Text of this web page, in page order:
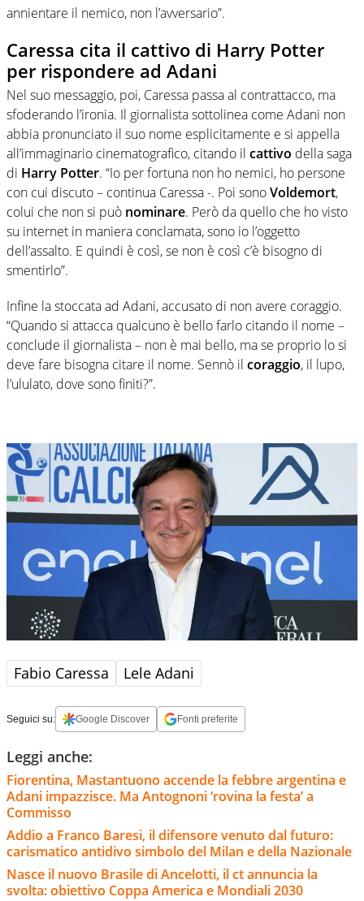
annientare il nemico, non l’avversario”.
Caressa cita il cattivo di Harry Potter
per rispondere ad Adani
Nel suo messaggio, poi, Caressa passa al contrattacco, ma
sfoderando l’ironia. Il giornalista sottolinea come Adani non
abbia pronunciato il suo nome esplicitamente e si appella
all’immaginario cinematografico, citando il cattivo della saga
di Harry Potter. “Io per fortuna non ho nemici, ho persone
con cui discuto – continua Caressa -. Poi sonoVoldemort,
colui che non si può nominare. Però da quello che ho visto
su internet in maniera conclamata, sono io l’oggetto
dell’assalto. E quindi è così, se non è così c’è bisogno di
smentirlo”.
Infine la stoccata ad Adani, accusato di non avere coraggio.
“Quando si attacca qualcuno è bello farlo citando il nome –
conclude il giornalista – non è mai bello, ma se proprio lo si
deve fare bisogna citare il nome. Sennò il coraggio, il lupo,
l’ululato, dove sono finiti?”.
Fabio Caressa Lele Adani
Seguici su: Google Discover Fonti preferite
Leggi anche:
Fiorentina, Mastantuono accende la febbre argentina e
Adani impazzisce. Ma Antognoni ‘rovina la festa’ a
Commisso
Addio a Franco Baresi, il difensore venuto dal futuro:
carismatico antidivo simbolo del Milan e della Nazionale
Nasce il nuovo Brasile di Ancelotti, il ct annuncia la
svolta: obiettivo Coppa America e Mondiali 2030